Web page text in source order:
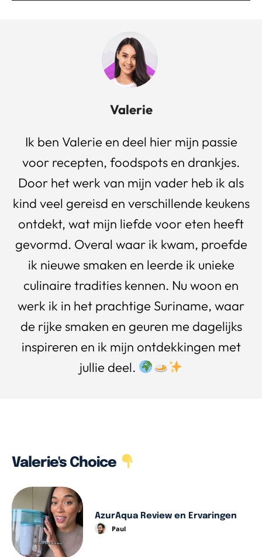
Valerie
Ik ben Valerie en deel hier mijn passie
voor recepten, foodspots en drankjes.
Door het werk van mijn vader heb ik als
kind veel gereisd en verschillende keukens
ontdekt, wat mijn liefde voor eten heeft
gevormd. Overal waar ik kwam, proefde
ik nieuwe smaken en leerde ik unieke
culinaire tradities kennen. Nu woon en
werk ik in het prachtige Suriname, waar
de rijke smaken en geuren me dagelijks
inspireren en ik mijn ontdekkingen met
jullie deel.
Valerie's Choice
AzurAqua Review en Ervaringen
Paul